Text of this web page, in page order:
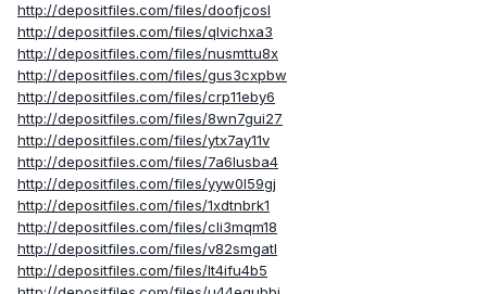
http://depositfiles.com/files/doofjcosl
http://depositfiles.com/files/qlvichxa3
http://depositfiles.com/files/nusmttu8x
http://depositfiles.com/files/gus3cxpbw
http://depositfiles.com/files/crp11eby6
http://depositfiles.com/files/8wn7gui27
http://depositfiles.com/files/ytx7ay11v
http://depositfiles.com/files/7a6lusba4
http://depositfiles.com/files/yyw0l59gj
http://depositfiles.com/files/1xdtnbrk1
http://depositfiles.com/files/cli3mqm18
http://depositfiles.com/files/v82smgatl
http://depositfiles.com/files/lt4ifu4b5